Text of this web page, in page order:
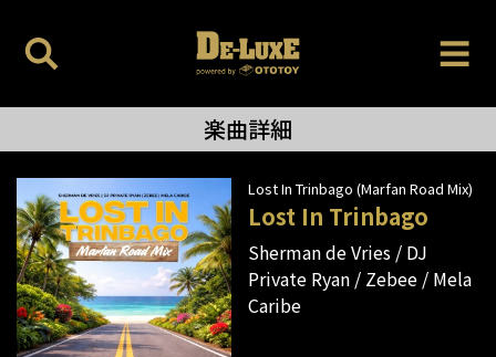
楽曲詳細
Lost In Trinbago (Marfan Road Mix)
Lost In Trinbago
Sherman de Vries
DJ
Private Ryan
Zebee
Mela
Caribe